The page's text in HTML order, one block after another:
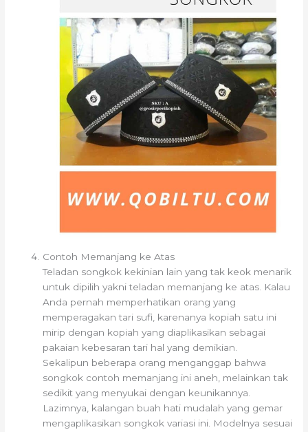
Contoh Memanjang ke Atas
Teladan songkok kekinian lain yang tak keok menarik
untuk dipilih yakni teladan memanjang ke atas. Kalau
Anda pernah memperhatikan orang yang
memperagakan tari sufi, karenanya kopiah satu ini
mirip dengan kopiah yang diaplikasikan sebagai
pakaian kebesaran tari hal yang demikian.
Sekalipun beberapa orang menganggap bahwa
songkok contoh memanjang ini aneh, melainkan tak
sedikit yang menyukai dengan keunikannya.
Lazimnya, kalangan buah hati mudalah yang gemar
mengaplikasikan songkok variasi ini. Modelnya sesuai